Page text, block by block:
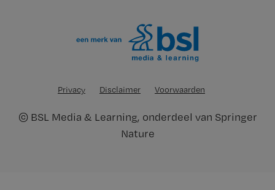
Privacy Disclaimer Voorwaarden
© BSL Media & Learning, onderdeel van Springer
Nature